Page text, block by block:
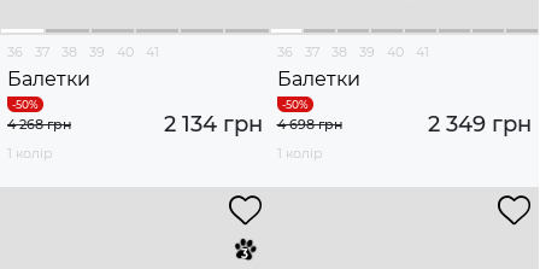
36 37 38 39 40 41
Балетки
2 134 грн
4 268 грн
1 колір
36 37 38 39 40 41
Балетки
2 349 грн
4 698 грн
1 колір